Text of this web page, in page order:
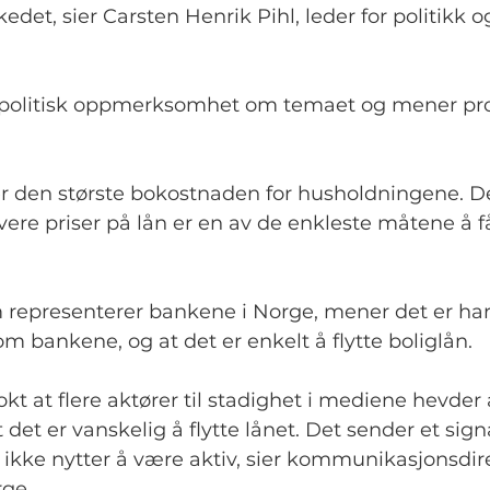
sier Carsten Henrik Pihl, leder for politikk
oppmerksomhet om temaet og mener
den største bokostnaden for husholdningene.
priser på lån er en av de enkleste måtene å
representerer bankene i Norge, mener det er
bankene, og at det er enkelt å flytte boliglån.
at flere aktører til stadighet i mediene
det er vanskelig å flytte lånet. Det sender et
nytter å være aktiv, sier